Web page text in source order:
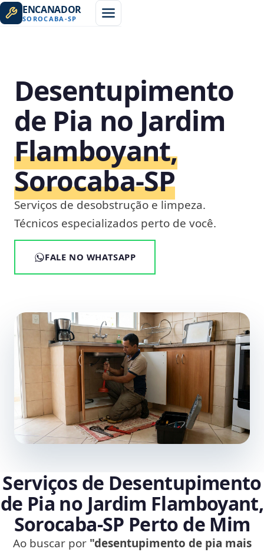
ENCANADOR
SOROCABA -SP
Desentupimento
de Pia no Jardim
Flamboyant,
Sorocaba‑SP
Serviços de desobstrução e limpeza.
Técnicos especializados perto de você.
FALE NO WHATSAPP
Serviços de Desentupimento
de Pia no Jardim Flamboyant,
Sorocaba‑SP Perto de Mim
Ao buscar por "desentupimento de pia mais